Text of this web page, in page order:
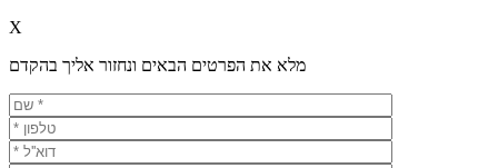
X
מלא את הפרטים הבאים ונחזור אליך בהקדם